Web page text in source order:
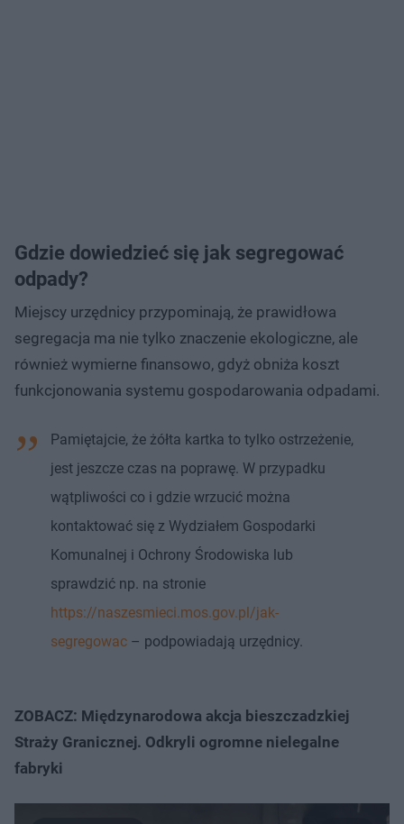
Gdzie dowiedzieć się jak segregować
odpady?
Miejscy urzędnicy przypominają, że prawidłowa
segregacja ma nie tylko znaczenie ekologiczne, ale
również wymierne finansowo, gdyż obniża koszt
funkcjonowania systemu gospodarowania odpadami.
Pamiętajcie, że żółta kartka to tylko ostrzeżenie,
jest jeszcze czas na poprawę. W przypadku
wątpliwości co i gdzie wrzucić można
kontaktować się z Wydziałem Gospodarki
Komunalnej i Ochrony Środowiska lub
sprawdzić np. na stronie
https://naszesmieci.mos.gov.pl/jak-
segregowac – podpowiadają urzędnicy.
ZOBACZ: Międzynarodowa akcja bieszczadzkiej
Straży Granicznej. Odkryli ogromne nielegalne
fabryki